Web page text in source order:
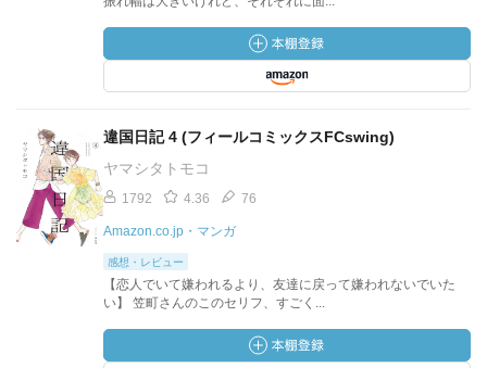
違国日記 4 (フィールコミックスFCswing)
ヤマシタトモコ
1792 4.36 76
Amazon.co.jp・マンガ
感想・レビュー
【恋人でいて嫌われるより、友達に戻って嫌われないでいた
い】 笠町さんのこのセリフ、すごく...